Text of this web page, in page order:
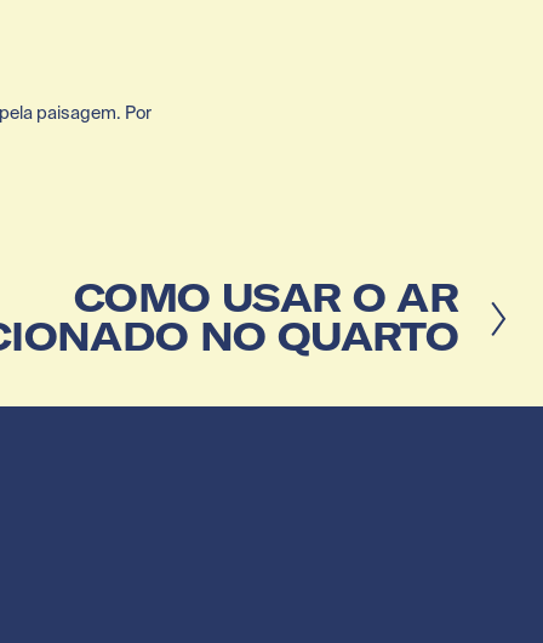
paisagem. Por
COMO USAR O AR
NO QUARTO